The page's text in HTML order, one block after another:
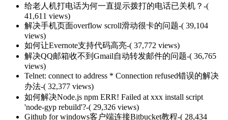
给老人机打电话为何一直提示拨打的电话已关机？ -(
41,611 views)
解决手机页面overflow scroll滑动很卡的问题-( 39,104
views)
如何让Evernote支持代码高亮-( 37,772 views)
解决QQ邮箱收不到Gmail自动转发邮件的问题-( 36,765
views)
Telnet: connect to address * Connection refused错误的解决
办法-( 32,377 views)
如何解决Node.js npm ERR! Failed at xxx install script
'node-gyp rebuild'?-( 29,326 views)
Github for windows客户端连接Bitbucket教程-( 28,434